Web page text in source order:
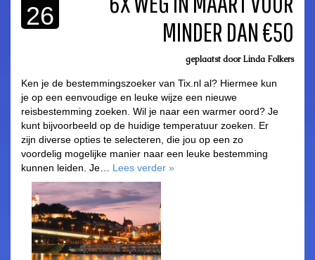
26
MINDER DAN €50
geplaatst doorLinda Folkers
Ken je de bestemmingszoeker van Tix.nl al? Hiermee kun
je op een eenvoudige en leuke wijze een nieuwe
reisbestemming zoeken. Wil je naar een warmer oord? Je
kunt bijvoorbeeld op de huidige temperatuur zoeken. Er
zijn diverse opties te selecteren, die jou op een zo
voordelig mogelijke manier naar een leuke bestemming
kunnen leiden. Je… Lees verder »